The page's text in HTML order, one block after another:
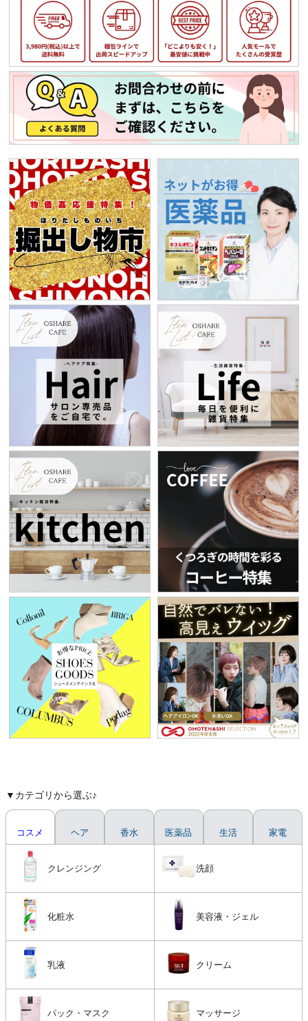
▼カテゴリから選ぶ♪
コスメ
クレンジング 洗顔
化粧水 美容液・ジェル
乳液 クリーム
パック・マスク マッサージ
ヘア 香水 医薬品 生活 家電